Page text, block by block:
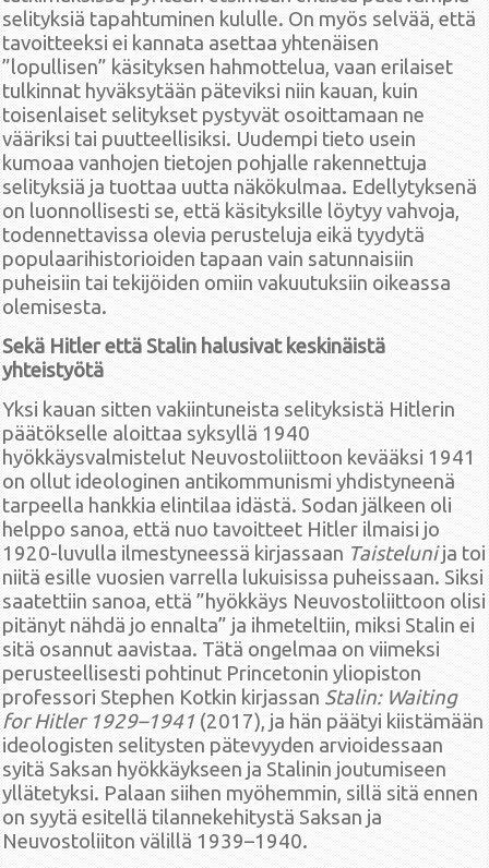
selityksiä tapahtuminen kululle. On myös selvää, että
tavoitteeksi ei kannata asettaa yhtenäisen
”lopullisen” käsityksen hahmottelua, vaan erilaiset
tulkinnat hyväksytään päteviksi niin kauan, kuin
toisenlaiset selitykset pystyvät osoittamaan ne
vääriksi tai puutteellisiksi. Uudempi tieto usein
kumoaa vanhojen tietojen pohjalle rakennettuja
selityksiä ja tuottaa uutta näkökulmaa. Edellytyksenä
on luonnollisesti se, että käsityksille löytyy vahvoja,
todennettavissa olevia perusteluja eikä tyydytä
populaarihistorioiden tapaan vain satunnaisiin
puheisiin tai tekijöiden omiin vakuutuksiin oikeassa
olemisesta.
Sekä Hitler että Stalin halusivat keskinäistä
yhteistyötä
Yksi kauan sitten vakiintuneista selityksistä Hitlerin
päätökselle aloittaa syksyllä 1940
hyökkäysvalmistelut Neuvostoliittoon kevääksi 1941
on ollut ideologinen antikommunismi yhdistyneenä
tarpeella hankkia elintilaa idästä. Sodan jälkeen oli
helppo sanoa, että nuo tavoitteet Hitler ilmaisi jo
1920-luvulla ilmestyneessä kirjassaan Taistelunija toi
niitä esille vuosien varrella lukuisissa puheissaan. Siksi
saatettiin sanoa, että ”hyökkäys Neuvostoliittoon olisi
pitänyt nähdä jo ennalta” ja ihmeteltiin, miksi Stalin ei
sitä osannut aavistaa. Tätä ongelmaa on viimeksi
perusteellisesti pohtinut Princetonin yliopiston
professori Stephen Kotkin kirjassan Stalin: Waiting
for Hitler 1929–1941 (2017), ja hän päätyi kiistämään
ideologisten selitysten pätevyyden arvioidessaan
syitä Saksan hyökkäykseen ja Stalinin joutumiseen
yllätetyksi. Palaan siihen myöhemmin, sillä sitä ennen
on syytä esitellä tilannekehitystä Saksan ja
Neuvostoliiton välillä 1939–1940.